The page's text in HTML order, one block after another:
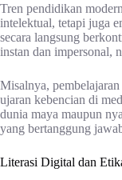
Tren pendidikan
intelektual, tetapi juga
secara langsung
instan dan impersonal,
Misalnya,
ujaran kebencian di
dunia maya maupun
yang bertanggung
Literasi Digital dan